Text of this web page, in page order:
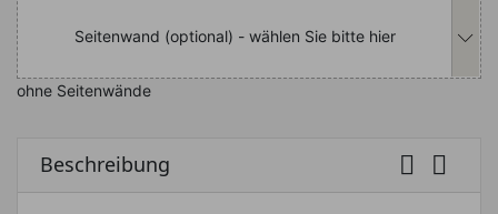
Seitenwand (optional) - wählen Sie bitte hier
ohne Seitenwände
Beschreibung  